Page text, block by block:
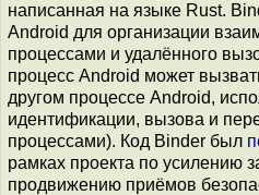
написанная на языке Rust.
Android для организации
процессами и удалённого
процесс Android может
другом процессе Android,
идентификации, вызова и
процессами). Код Binder был
рамках проекта по усилению
продвижению приёмов